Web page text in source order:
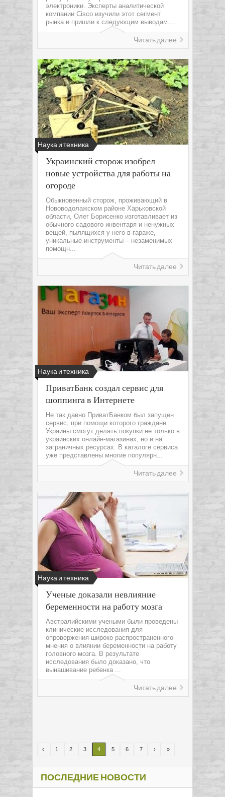
электроники. Эксперты аналитической
компании Cisco изучили этот сегмент
рынка и пришли к следующим выводам....
Читать далее
Наука и техника
Украинский сторож изобрел
новые устройства для работы на
огороде
Обыкновенный сторож, проживающий в
Нововодолажском районе Харьковской
области, Олег Борисенко изготавливает из
обычного садового инвентаря и ненужных
вещей, пылящихся у него в гараже,
уникальные инструменты – незаменимых
помощн...
Читать далее
Наука и техника
ПриватБанк создал сервис для
шоппинга в Интернете
Не так давно ПриватБанком был запущен
сервис, при помощи которого граждане
Украины смогут делать покупки не только в
украинских онлайн-магазинах, но и на
заграничных ресурсах. В каталоге сервиса
уже представлены многие популярн...
Читать далее
Наука и техника
Ученые доказали невлияние
беременности на работу мозга
Австралийскими учеными были проведены
клинические исследования для
опровержения широко распространенного
мнения о влиянии беременности на работу
головного мозга. В результате
исследования было доказано, что
вынашивание ребенка ...
Читать далее
‹ 1 2 3 4 5 6 7 › »
ПОСЛЕДНИЕ НОВОСТИ